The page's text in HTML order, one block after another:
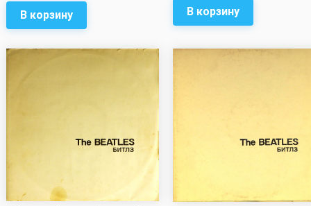
В корзину В корзину